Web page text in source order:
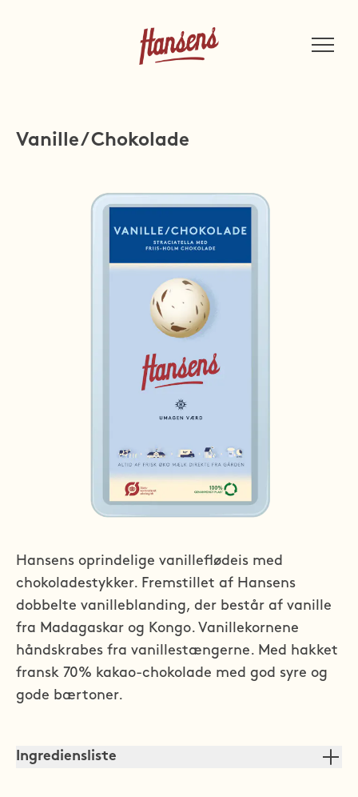
Vanille / Chokolade
Hansens oprindelige vanilleflødeis med
chokoladestykker. Fremstillet af Hansens
dobbelte vanilleblanding, der består af vanille
fra Madagaskar og Kongo. Vanillekornene
håndskrabes fra vanillestængerne. Med hakket
fransk 70% kakao-chokolade med god syre og
gode bærtoner.
Ingrediensliste